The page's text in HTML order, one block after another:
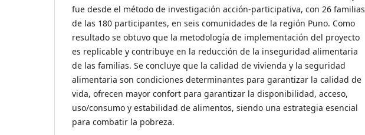
fue desde el método de investigación acción-participativa, con 26 familias
de las 180 participantes, en seis comunidades de la región Puno. Como
resultado se obtuvo que la metodología de implementación del proyecto
es replicable y contribuye en la reducción de la inseguridad alimentaria
de las familias. Se concluye que la calidad de vivienda y la seguridad
alimentaria son condiciones determinantes para garantizar la calidad de
vida, ofrecen mayor confort para garantizar la disponibilidad, acceso,
uso/consumo y estabilidad de alimentos, siendo una estrategia esencial
para combatir la pobreza.